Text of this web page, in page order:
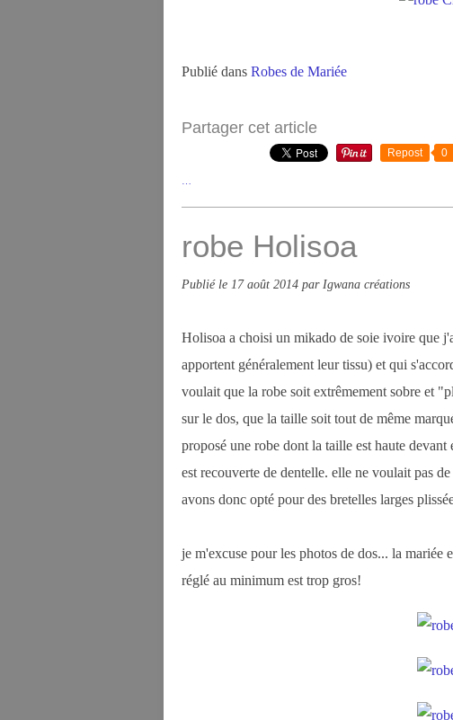
Publié dans Robes de Mariée
Partager cet article
Repost 0
robe Holisoa
Publié le 17 août 2014 par Igwana créations
Holisoa a choisi un mikado de soie ivoire que
apportent généralement leur tissu) et qui
voulait que la robe soit extrêmement sobre et
sur le dos, que la taille soit tout de même
proposé une robe dont la taille est haute
est recouverte de dentelle. elle ne voulait pas
avons donc opté pour des bretelles larges
je m'excuse pour les photos de dos... la mariée
réglé au minimum est trop gros!